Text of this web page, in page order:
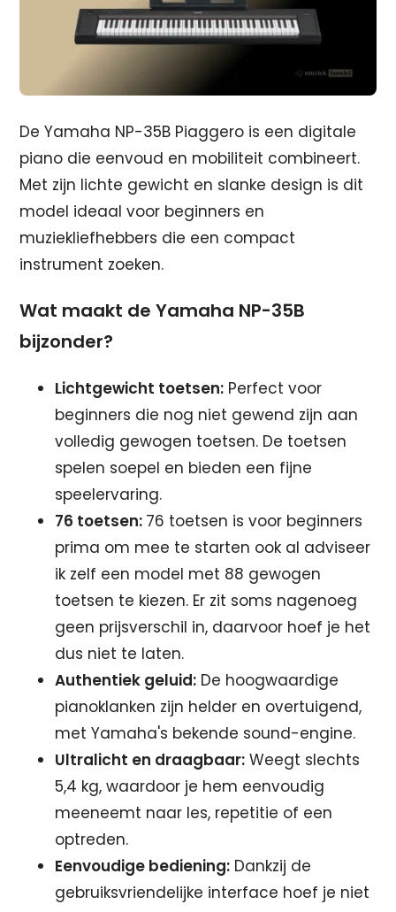
De Yamaha NP-35B Piaggero is een digitale
piano die eenvoud en mobiliteit combineert.
Met zijn lichte gewicht en slanke design is dit
model ideaal voor beginners en
muziekliefhebbers die een compact
instrument zoeken.
Wat maakt de Yamaha NP-35B
bijzonder?
Lichtgewicht toetsen: Perfect voor
beginners die nog niet gewend zijn aan
volledig gewogen toetsen. De toetsen
spelen soepel en bieden een fijne
speelervaring.
76 toetsen: 76 toetsen is voor beginners
prima om mee te starten ook al adviseer
ik zelf een model met 88 gewogen
toetsen te kiezen. Er zit soms nagenoeg
geen prijsverschil in, daarvoor hoef je het
dus niet te laten.
Authentiek geluid: De hoogwaardige
pianoklanken zijn helder en overtuigend,
met Yamaha's bekende sound-engine.
Ultralicht en draagbaar: Weegt slechts
5,4 kg, waardoor je hem eenvoudig
meeneemt naar les, repetitie of een
optreden.
Eenvoudige bediening: Dankzij de
gebruiksvriendelijke interface hoef je niet